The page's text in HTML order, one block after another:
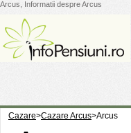
Arcus, Informatii despre Arcus
Cazare>Cazare Arcus>Arcus